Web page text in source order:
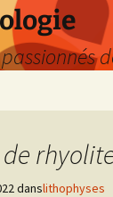
danslithophyses